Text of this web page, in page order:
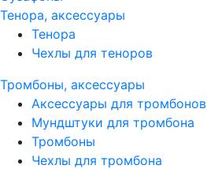
Тенора, аксессуары
Тенора
Чехлы для теноров
Тромбоны, аксессуары
Аксессуары для тромбонов
Мундштуки для тромбона
Тромбоны
Чехлы для тромбона